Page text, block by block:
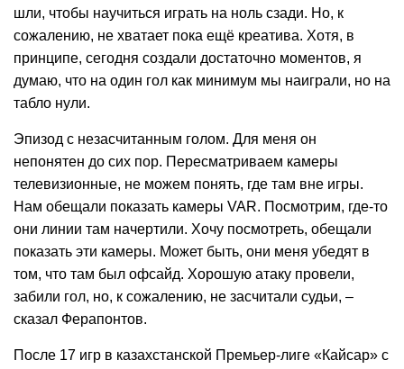
шли, чтобы научиться играть на ноль сзади. Но, к
сожалению, не хватает пока ещё креатива. Хотя, в
принципе, сегодня создали достаточно моментов, я
думаю, что на один гол как минимум мы наиграли, но на
табло нули.
Эпизод с незасчитанным голом. Для меня он
непонятен до сих пор. Пересматриваем камеры
телевизионные, не можем понять, где там вне игры.
Нам обещали показать камеры VAR. Посмотрим, где-то
они линии там начертили. Хочу посмотреть, обещали
показать эти камеры. Может быть, они меня убедят в
том, что там был офсайд. Хорошую атаку провели,
забили гол, но, к сожалению, не засчитали судьи, –
сказал Ферапонтов.
После 17 игр в казахстанской Премьер-лиге «Кайсар» с